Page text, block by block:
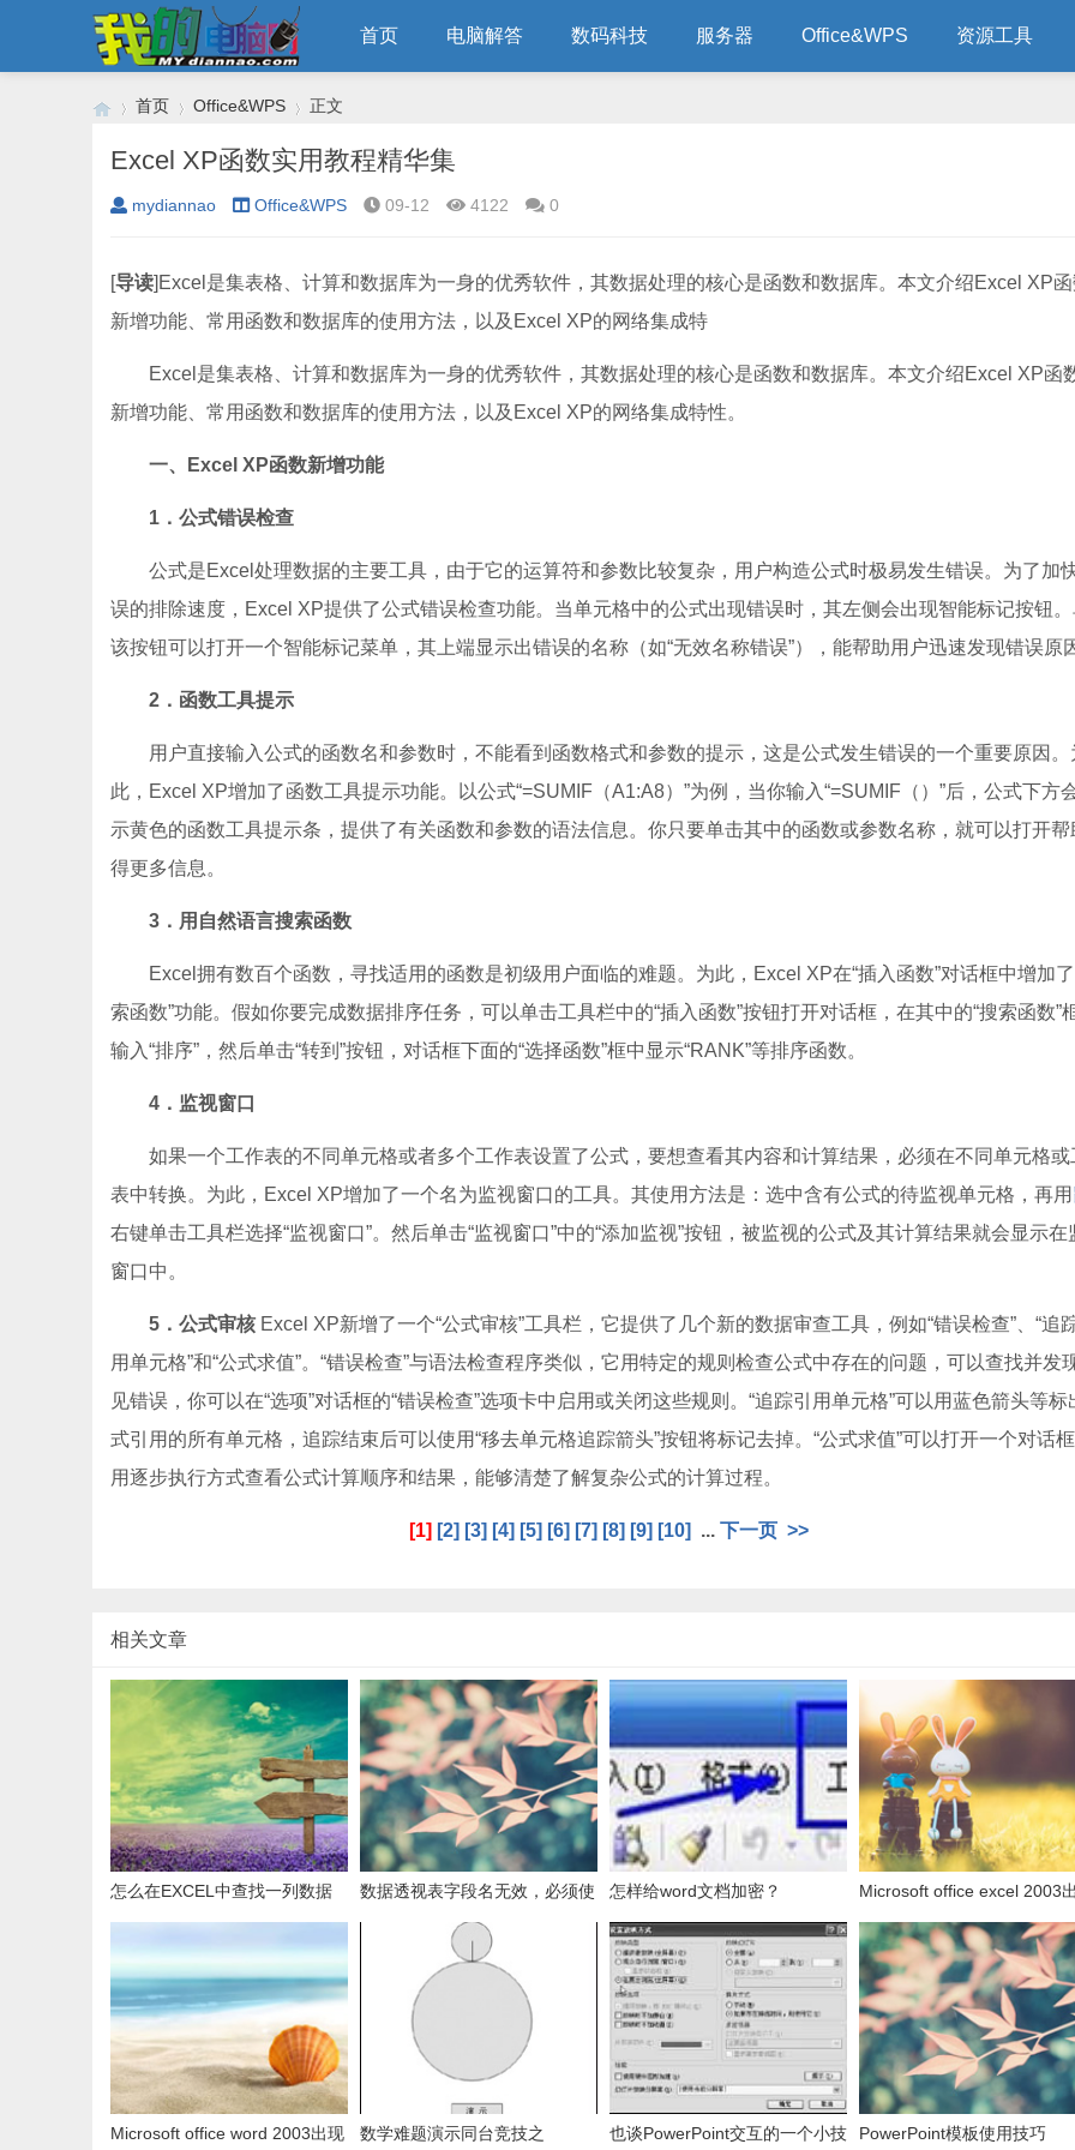
首页 电脑解答 数码科技 服务器 Office&WPS 资源工具
›
首页
›
Office&WPS
›
正文
Excel XP函数实用教程精华集
mydiannao Office&WPS 09-12 4122 0
[导读]Excel是集表格、计算和数据库为一身的优秀软件，其数据处理的核心是函数和数据库。本文介绍Excel XP
新增功能、常用函数和数据库的使用方法，以及Excel XP的网络集成特
Excel是集表格、计算和数据库为一身的优秀软件，其数据处理的核心是函数和数据库。本文介绍Excel XP函
新增功能、常用函数和数据库的使用方法，以及Excel XP的网络集成特性。
一、Excel XP函数新增功能
1．公式错误检查
公式是Excel处理数据的主要工具，由于它的运算符和参数比较复杂，用户构造公式时极易发生错误。为了加
误的排除速度，Excel XP提供了公式错误检查功能。当单元格中的公式出现错误时，其左侧会出现智能标记按钮
该按钮可以打开一个智能标记菜单，其上端显示出错误的名称（如“无效名称错误”），能帮助用户迅速发现错误原
2．函数工具提示
用户直接输入公式的函数名和参数时，不能看到函数格式和参数的提示，这是公式发生错误的一个重要原因。
此，Excel XP增加了函数工具提示功能。以公式“=SUMIF（A1:A8）”为例，当你输入“=SUMIF（）”后，公式下方
示黄色的函数工具提示条，提供了有关函数和参数的语法信息。你只要单击其中的函数或参数名称，就可以打开帮
得更多信息。
3．用自然语言搜索函数
Excel拥有数百个函数，寻找适用的函数是初级用户面临的难题。为此，Excel XP在“插入函数”对话框中增加了
索函数”功能。假如你要完成数据排序任务，可以单击工具栏中的“插入函数”按钮打开对话框，在其中的“搜索函数”
输入“排序”，然后单击“转到”按钮，对话框下面的“选择函数”框中显示“RANK”等排序函数。
4．监视窗口
如果一个工作表的不同单元格或者多个工作表设置了公式，要想查看其内容和计算结果，必须在不同单元格或
表中转换。为此，Excel XP增加了一个名为监视窗口的工具。其使用方法是：选中含有公式的待监视单元格，再用
右键单击工具栏选择“监视窗口”。然后单击“监视窗口”中的“添加监视”按钮，被监视的公式及其计算结果就会显示在
窗口中。
5．公式审核Excel XP新增了一个“公式审核”工具栏，它提供了几个新的数据审查工具，例如“错误检查”、“追
用单元格”和“公式求值”。“错误检查”与语法检查程序类似，它用特定的规则检查公式中存在的问题，可以查找并发
见错误，你可以在“选项”对话框的“错误检查”选项卡中启用或关闭这些规则。“追踪引用单元格”可以用蓝色箭头等标
式引用的所有单元格，追踪结束后可以使用“移去单元格追踪箭头”按钮将标记去掉。“公式求值”可以打开一个对话
用逐步执行方式查看公式计算顺序和结果，能够清楚了解复杂公式的计算过程。
[1] [2] [3] [4] [5] [6] [7] [8] [9] [10] ... 下一页 >>
相关文章
怎么在EXCEL中查找一列数据
数据透视表字段名无效，必须使
用组合为带有标志列列表的数
怎样给word文档加密？
Microsoft office excel 2003
发送错误报告怎么办？
Microsoft office word 2003出现 数学难题演示同台竞技之 也谈PowerPoint交互的一个小技 PowerPoint模板使用技巧